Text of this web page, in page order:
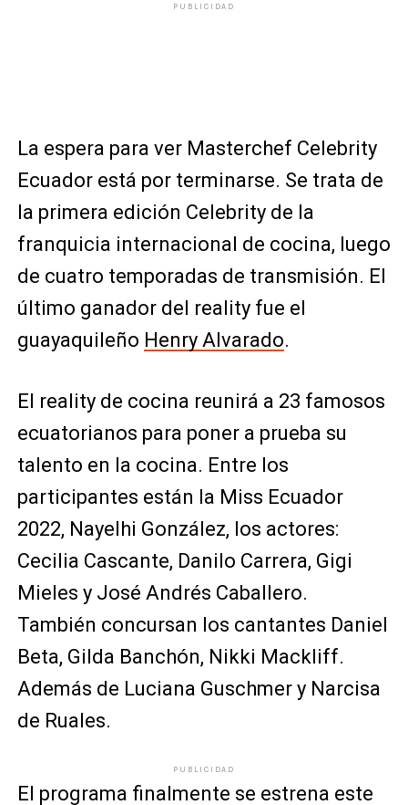
PUBLICIDAD
La espera para ver Masterchef Celebrity
Ecuador está por terminarse. Se trata de
la primera edición Celebrity de la
franquicia internacional de cocina, luego
de cuatro temporadas de transmisión. El
último ganador del reality fue el
guayaquileño Henry Alvarado.
El reality de cocina reunirá a 23 famosos
ecuatorianos para poner a prueba su
talento en la cocina. Entre los
participantes están la Miss Ecuador
2022, Nayelhi González, los actores:
Cecilia Cascante, Danilo Carrera, Gigi
Mieles y José Andrés Caballero.
También concursan los cantantes Daniel
Beta, Gilda Banchón, Nikki Mackliff.
Además de Luciana Guschmer y Narcisa
de Ruales.
PUBLICIDAD
El programa finalmente se estrena este